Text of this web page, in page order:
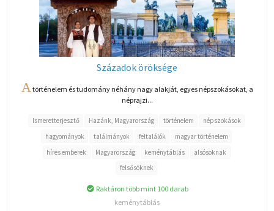
Századok öröksége
A történelem és tudomány néhány nagy alakját, egyes népszokásokat, a
néprajzi...
Ismeretterjesztő Hazánk, Magyarország történelem
népszokások
hagyományok
találmányok feltalálók
magyar történelem
híres emberek
Magyarország keménytáblás
alsósoknak
felsősöknek
Raktáron több mint 100 darab
keménytáblás